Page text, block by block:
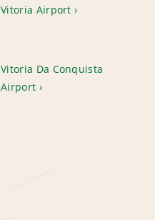
Vitoria Airport
Vitoria Da Conquista
Airport